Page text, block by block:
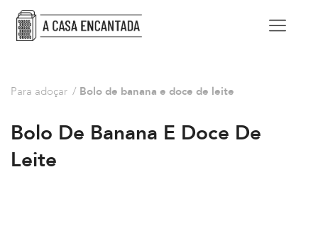
Para adoçar / Bolo de banana e doce de leite
Bolo De Banana E Doce De
Leite